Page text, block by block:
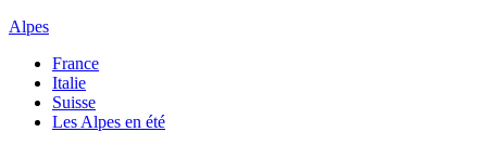
Alpes
France
Italie
Suisse
Les Alpes en été